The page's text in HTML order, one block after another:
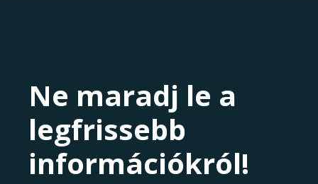
Ne maradj le a
legfrissebb
információkról!